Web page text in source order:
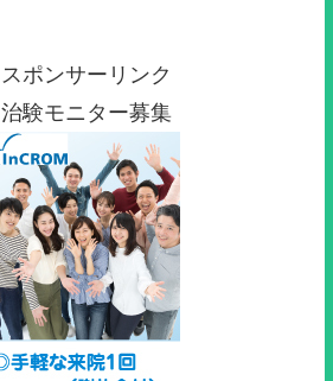
スポンサーリンク
治験モニター募集